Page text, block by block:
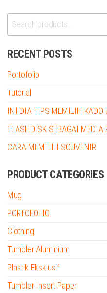
Search
for:
RECENT POSTS
Portofolio
Tutorial
INI DIA TIPS MEMILIH KADO
FLASHDISK SEBAGAI MEDIA
CARA MEMILIH SOUVENIR
PRODUCT CATEGORIES
Mug
PORTOFOLIO
Clothing
Tumbler Aluminium
Plastik Eksklusif
Tumbler Insert Paper